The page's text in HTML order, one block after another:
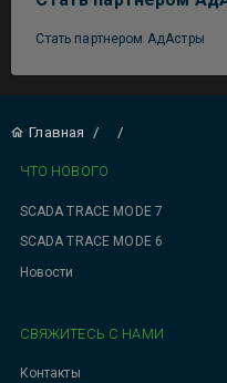
Стать партнером АдАстры
Главная / /
ЧТО НОВОГО
SCADA TRACE MODE 7
SCADA TRACE MODE 6
Новости
СВЯЖИТЕСЬ С НАМИ
Контакты